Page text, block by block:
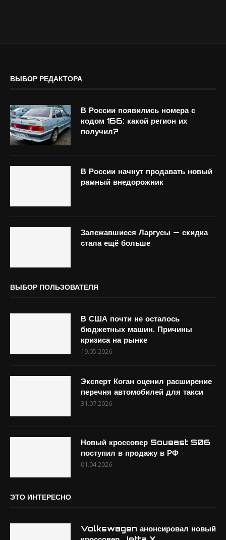
ВЫБОР РЕДАКТОРА
В России появились номера с
кодом 166: какой регион их
получил?
В России начнут продавать новый
рамный внедорожник
Залежавшиеся Ларгусы — скидка
стала ещё больше
ВЫБОР ПОЛЬЗОВАТЕЛЯ
В США почти не осталось
бюджетных машин. Причины
кризиса на рынке
19.05.2026
Эксперт Коган оценил расширение
перечня автомобилей для такси
31.07.2026
Новый кроссовер Soueast S06
поступил в продажу в РФ
01.04.2026
ЭТО ИНТЕРЕСНО
Volkswagen анонсировал новый